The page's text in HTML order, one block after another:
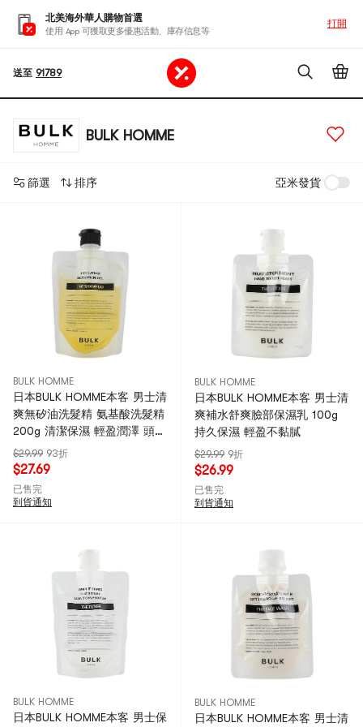
北美海外華人購物首選
使用 App 可獲取更多優惠活動、庫存信息等
打開
送至 91789
BULK HOMME
篩選 排序 亞米發貨
BULK HOMME
日本BULK HOMME本客 男士清
爽無矽油洗髮精 氨基酸洗髮精
200g 清潔保濕 輕盈潤澤 頭皮
護理補水滋潤
$29.99 93折
$27.69
已售完
到貨通知
BULK HOMME
日本BULK HOMME本客 男士清
爽補水舒爽臉部保濕乳 100g
持久保濕 輕盈不黏膩
$29.99 9折
$26.99
已售完
到貨通知
BULK HOMME
日本BULK HOMME本客 男士保
BULK HOMME
日本BULK HOMME本客 男士清